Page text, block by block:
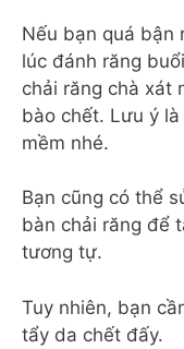
Nếu bạn quá bận
lúc đánh răng
chải răng chà xát
bào chết. Lưu ý
mềm nhé.
Bạn cũng có thể
bàn chải răng để
tương tự.
Tuy nhiên, bạn
tẩy da chết đấy.